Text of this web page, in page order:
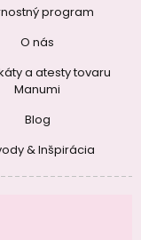
program
O nás
a atesty tovaru
Manumi
Blog
& Inšpirácia